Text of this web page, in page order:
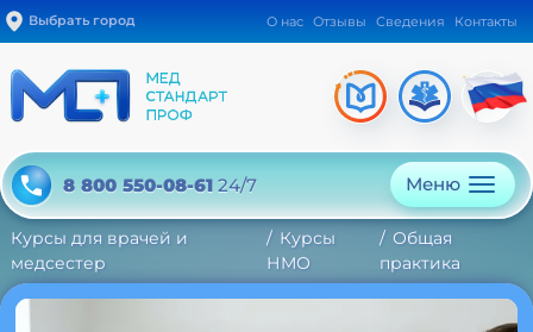
Выбрать город О нас Отзывы Сведения Контакты
8 800 550-08-61 24/7 Меню
Курсы для врачей и
медсестер
Курсы
НМО
Общая
практика